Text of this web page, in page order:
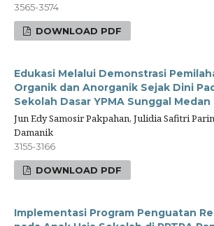
3565-3574
DOWNLOAD PDF
Edukasi Melalui Demonstrasi
Organik dan Anorganik Sejak Dini
Sekolah Dasar YPMA Sunggal Medan
Jun Edy Samosir Pakpahan, Julidia Safitri
Damanik
3155-3166
DOWNLOAD PDF
Implementasi Program Penguatan